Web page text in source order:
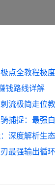
点全教程极
钱路线详解
流极简走位
捕捉：最强
深度解析生态
最强输出循